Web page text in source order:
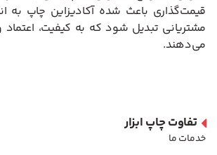
قیمت‌گذاری باعث شده آکادیزاین چاپ به
مشتریانی تبدیل شود که به کیفیت،
می‌دهند.
تفاوت چاپ ابزار
خدمات ما